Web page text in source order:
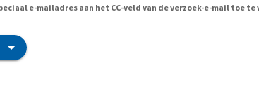
e-mailadres aan het CC-veld van de verzoek-e-mail toe te